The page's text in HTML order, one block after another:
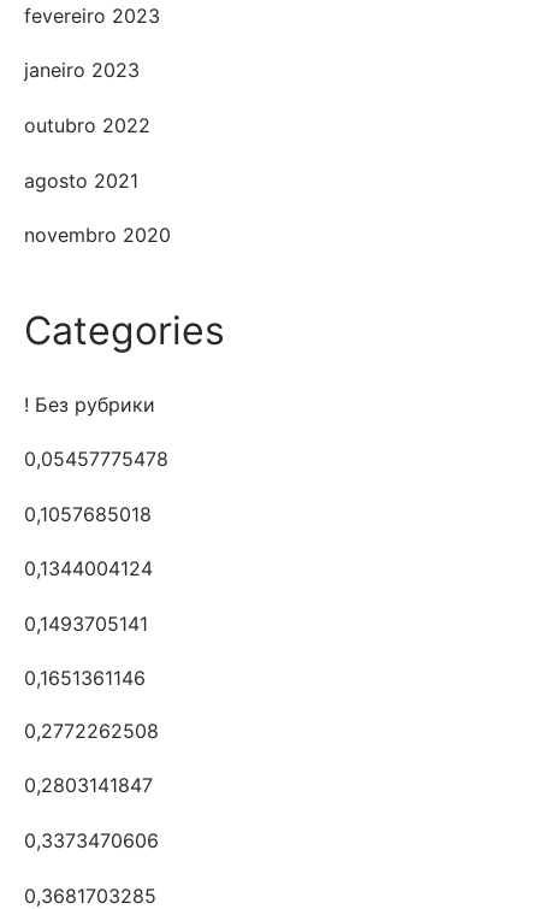
fevereiro 2023
janeiro 2023
outubro 2022
agosto 2021
novembro 2020
Categories
! Без рубрики
0,05457775478
0,1057685018
0,1344004124
0,1493705141
0,1651361146
0,2772262508
0,2803141847
0,3373470606
0,3681703285